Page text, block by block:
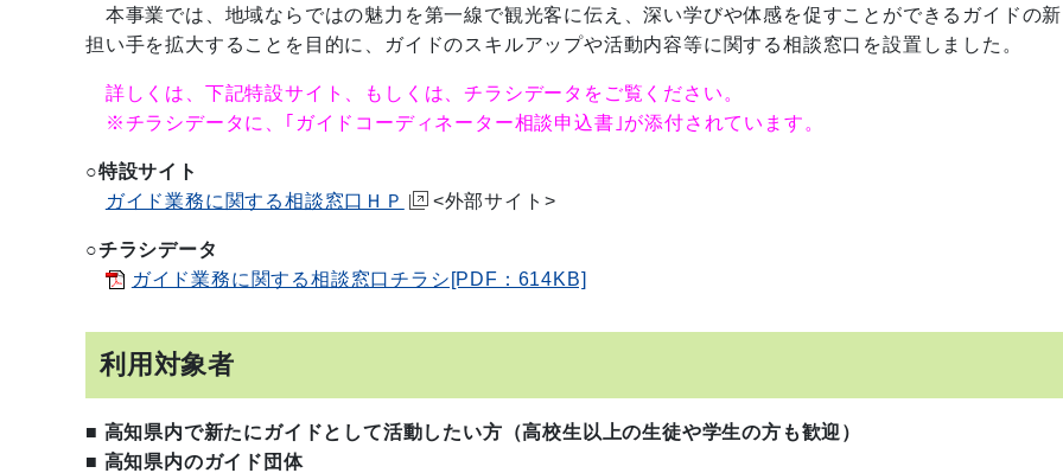
本事業では、地域ならではの魅力を第一線で観光客に伝え、深い学びや体感を促すことができるガイドの
担い手を拡大することを目的に、ガイドのスキルアップや活動内容等に関する相談窓口を設置しました。
詳しくは、下記特設サイト、もしくは、チラシデータをご覧ください。
※チラシデータに、｢ガイドコーディネーター相談申込書｣が添付されています。
○特設サイト
ガイド業務に関する相談窓口ＨＰ
<外部サイト>
○チラシデータ
ガイド業務に関する相談窓口チラシ[PDF：614KB]
利用対象者
■ 高知県内で新たにガイドとして活動したい方（高校生以上の生徒や学生の方も歓迎）
■ 高知県内のガイド団体